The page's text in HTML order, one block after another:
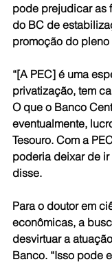
pode prejudicar as
do BC de
promoção do
“[A PEC] é uma
privatização, tem
O que o Banco
eventualmente,
Tesouro. Com a
poderia deixar de ir
disse.
Para o doutor em
econômicas, a
desvirtuar a
Banco. “Isso pode